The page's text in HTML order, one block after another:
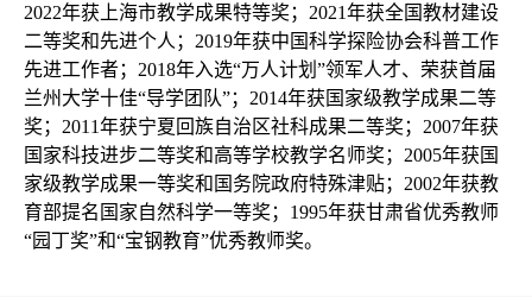
2022年获上海市教学成果特等奖；2021年获全国教材建设
二等奖和先进个人；2019年获中国科学探险协会科普工作
先进工作者；2018年入选“万人计划”领军人才、荣获首届
兰州大学十佳“导学团队”；2014年获国家级教学成果二等
奖；2011年获宁夏回族自治区社科成果二等奖；2007年获
国家科技进步二等奖和高等学校教学名师奖；2005年获国
家级教学成果一等奖和国务院政府特殊津贴；2002年获教
育部提名国家自然科学一等奖；1995年获甘肃省优秀教师
“园丁奖”和“宝钢教育”优秀教师奖。